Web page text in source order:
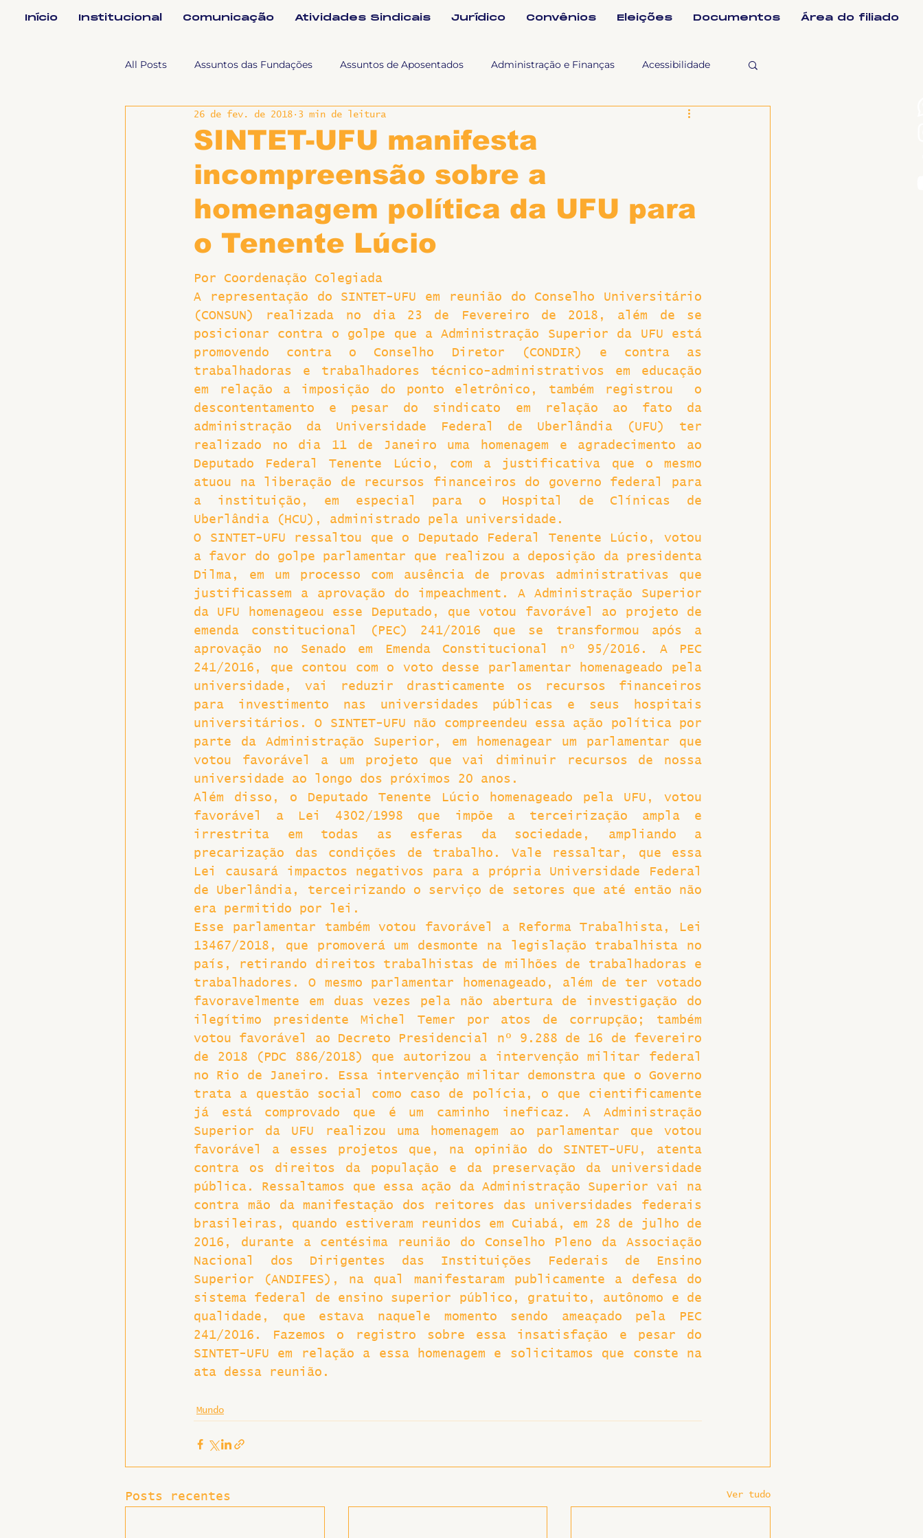
Início Institucional Comunicação Atividades Sindicais Jurídico Convênios Eleições Documentos Área do filiado
All Posts Assuntos das Fundações Assuntos de Aposentados Administração e Finanças Acessibilidade
Assuntos Jurídicos e Relação de Tra Fala SINTET-UFU
Coordenações Efetivos Documentos Formação e Relações Sindicais
Sem categoria Slider Nova Sintet News
Hospitais e Saúde Pública Greve
SINTET-UFU manifesta
incompreensão sobre a
homenagem política da UFU para
o Tenente Lúcio
26 de fev. de 2018 3 min de leitura
Por Coordenação Colegiada
A representação do SINTET-UFU em reunião do Conselho Universitário
(CONSUN) realizada no dia 23 de Fevereiro de 2018, além de se
posicionar contra o golpe que a Administração Superior da UFU está
promovendo contra o Conselho Diretor (CONDIR) e contra as
trabalhadoras e trabalhadores técnico-administrativos em educação
em relação a imposição do ponto eletrônico, também registrou  o
descontentamento e pesar do sindicato em relação ao fato da
administração da Universidade Federal de Uberlândia (UFU) ter
realizado no dia 11 de Janeiro uma homenagem e agradecimento ao
Deputado Federal Tenente Lúcio, com a justificativa que o mesmo
atuou na liberação de recursos financeiros do governo federal para
a instituição, em especial para o Hospital de Clínicas de
Uberlândia (HCU), administrado pela universidade.
O SINTET-UFU ressaltou que o Deputado Federal Tenente Lúcio, votou
a favor do golpe parlamentar que realizou a deposição da presidenta
Dilma, em um processo com ausência de provas administrativas que
justificassem a aprovação do impeachment. A Administração Superior
da UFU homenageou esse Deputado, que votou favorável ao projeto de
emenda constitucional (PEC) 241/2016 que se transformou após a
aprovação no Senado em Emenda Constitucional nº 95/2016. A PEC
241/2016, que contou com o voto desse parlamentar homenageado pela
universidade, vai reduzir drasticamente os recursos financeiros
para investimento nas universidades públicas e seus hospitais
universitários. O SINTET-UFU não compreendeu essa ação política por
parte da Administração Superior, em homenagear um parlamentar que
votou favorável a um projeto que vai diminuir recursos de nossa
universidade ao longo dos próximos 20 anos.
Além disso, o Deputado Tenente Lúcio homenageado pela UFU, votou
favorável a Lei 4302/1998 que impõe a terceirização ampla e
irrestrita em todas as esferas da sociedade, ampliando a
precarização das condições de trabalho. Vale ressaltar, que essa
Lei causará impactos negativos para a própria Universidade Federal
de Uberlândia, terceirizando o serviço de setores que até então não
era permitido por lei.
Esse parlamentar também votou favorável a Reforma Trabalhista, Lei
13467/2018, que promoverá um desmonte na legislação trabalhista no
país, retirando direitos trabalhistas de milhões de trabalhadoras e
trabalhadores. O mesmo parlamentar homenageado, além de ter votado
favoravelmente em duas vezes pela não abertura de investigação do
ilegítimo presidente Michel Temer por atos de corrupção; também
votou favorável ao Decreto Presidencial nº 9.288 de 16 de fevereiro
de 2018 (PDC 886/2018) que autorizou a intervenção militar federal
no Rio de Janeiro. Essa intervenção militar demonstra que o Governo
trata a questão social como caso de polícia, o que cientificamente
já está comprovado que é um caminho ineficaz. A Administração
Superior da UFU realizou uma homenagem ao parlamentar que votou
favorável a esses projetos que, na opinião do SINTET-UFU, atenta
contra os direitos da população e da preservação da universidade
pública. Ressaltamos que essa ação da Administração Superior vai na
contra mão da manifestação dos reitores das universidades federais
brasileiras, quando estiveram reunidos em Cuiabá, em 28 de julho de
2016, durante a centésima reunião do Conselho Pleno da Associação
Nacional dos Dirigentes das Instituições Federais de Ensino
Superior (ANDIFES), na qual manifestaram publicamente a defesa do
sistema federal de ensino superior público, gratuito, autônomo e de
qualidade, que estava naquele momento sendo ameaçado pela PEC
241/2016. Fazemos o registro sobre essa insatisfação e pesar do
SINTET-UFU em relação a essa homenagem e solicitamos que conste na
ata dessa reunião.
Mundo
Posts recentes Ver tudo